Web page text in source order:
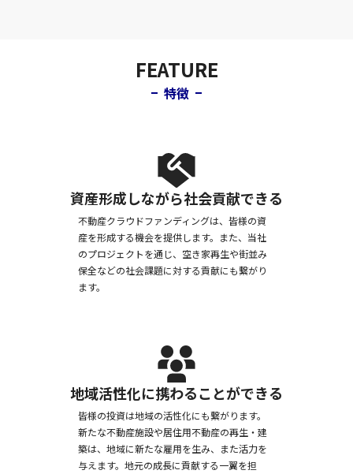
FEATURE
特徴
資産形成しながら社会貢献できる
不動産クラウドファンディングは、皆様の資
産を形成する機会を提供します。また、当社
のプロジェクトを通じ、空き家再生や街並み
保全などの社会課題に対する貢献にも繋がり
ます。
地域活性化に携わることができる
皆様の投資は地域の活性化にも繋がります。
新たな不動産施設や居住用不動産の再生・建
築は、地域に新たな雇用を生み、また活力を
与えます。地元の成長に貢献する一翼を担